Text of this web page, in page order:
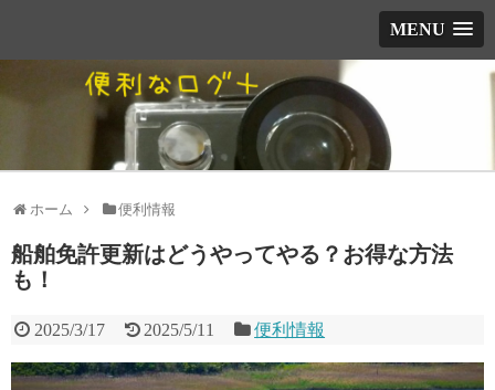
MENU
ホーム 便利情報
船舶免許更新はどうやってやる？お得な方法
も！
2025/3/17 2025/5/11 便利情報